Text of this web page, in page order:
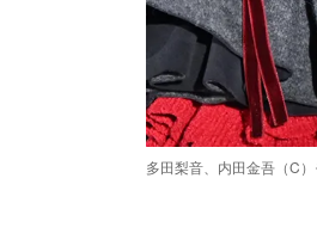
多田梨音、内田金吾（C